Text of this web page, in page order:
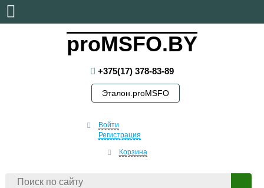
proMSFO.BY
+375(17) 378-83-89
Эталон.proMSFO
Войти
Регистрация
Корзина